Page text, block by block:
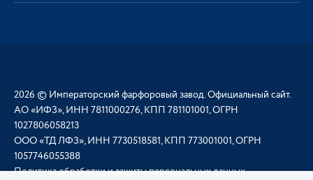
2026 © Императорский фарфоровый завод. Официальный сайт.
АО «ИФЗ», ИНН 7811000276, КПП 781101001, ОГРН
1027806058213
ООО «ТД ЛФЗ», ИНН 7730518581, КПП 773001001, ОГРН
1057746055388
Политика обработки и защиты персональных данных